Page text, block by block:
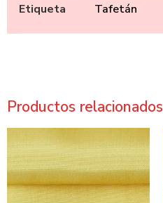
Etiqueta
Tafetán
Productos relacionados